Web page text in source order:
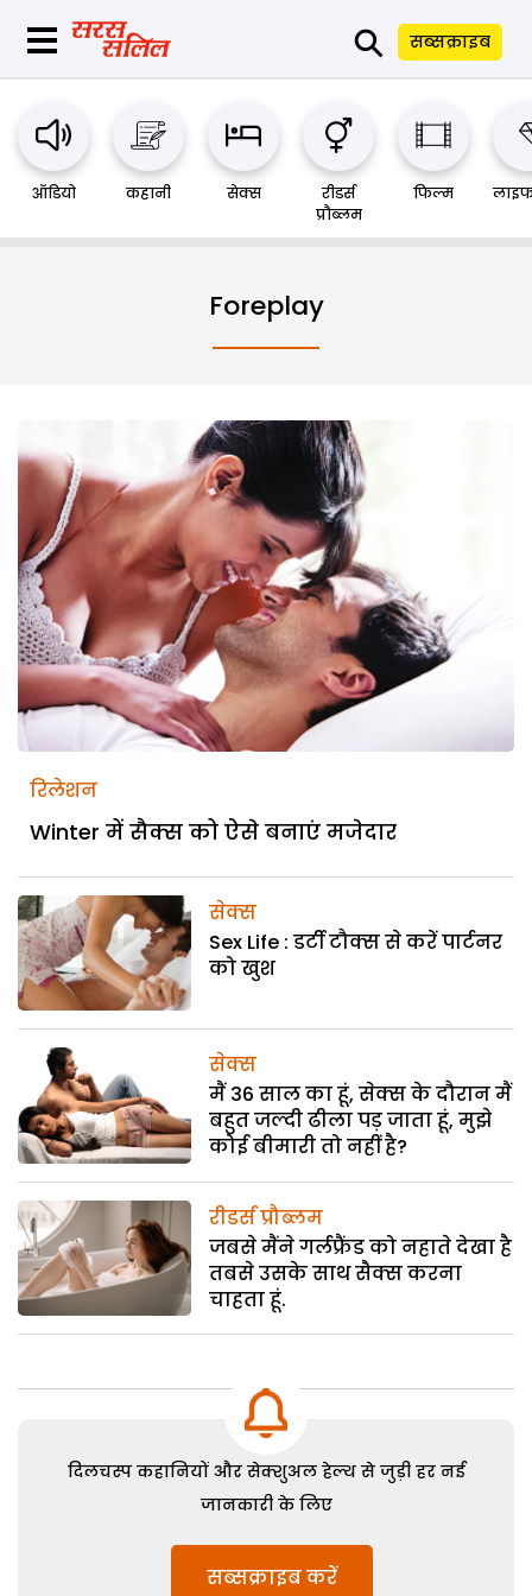
⚲ सब्सक्राइब
ऑडियो कहानी सेक्स
रीडर्स
प्रौब्लम
फिल्म
Foreplay
रिलेशन
Winter में सैक्स को ऐसे बनाएं मजेदार
सेक्स
Sex Life : डर्टी टौक्स से करें पार्टनर
को खुश
सेक्स
मैं 36 साल का हूं, सेक्स के दौरान मैं
बहुत जल्दी ढीला पड़ जाता हूं, मुझे
कोई बीमारी तो नहीं है?
रीडर्स प्रौब्लम
जबसे मैंने गर्लफ्रैंड को नहाते देखा है
तबसे उसके साथ सैक्स करना
चाहता हूं.
दिलचस्प कहानियों और सेक्शुअल हेल्थ से जुड़ी हर नई
जानकारी के लिए
सब्सक्राइब करें